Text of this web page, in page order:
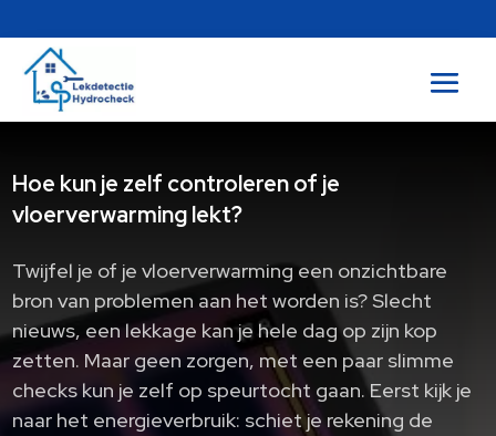
Hoe kun je zelf controleren of je
vloerverwarming lekt?
Twijfel je of je vloerverwarming een onzichtbare
bron van problemen aan het worden is? Slecht
nieuws, een lekkage kan je hele dag op zijn kop
zetten. Maar geen zorgen, met een paar slimme
checks kun je zelf op speurtocht gaan. Eerst kijk je
naar het energieverbruik: schiet je rekening de